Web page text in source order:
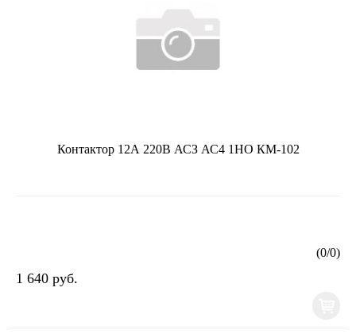
Контактор 12А 220В АСЗ АС4 1НО КМ-102
(0/0)
1 640 руб.